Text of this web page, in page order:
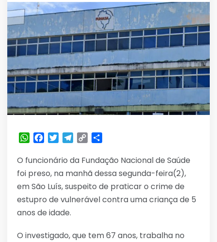
WhatsApp
Facebook
TwitterTelegram
Copy
O funcionário da Fundação Nacional de Saúde
foi preso, na manhã dessa segunda-feira(2),
em São Luís, suspeito de praticar o crime de
estupro de vulnerável contra uma criança de 5
anos de idade.
O investigado, que tem 67 anos, trabalha no